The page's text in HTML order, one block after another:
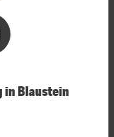
in Blaustein